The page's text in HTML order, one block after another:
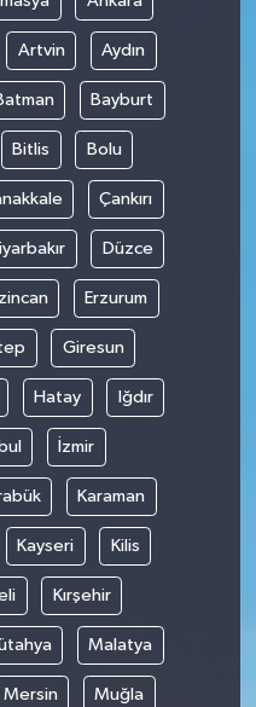
Artvin Aydın
Bayburt
Bitlis Bolu
Çankırı
Düzce
Erzurum
Giresun
Hatay Iğdır
İzmir
Karaman
Kayseri Kilis
Kırşehir
Malatya
Mersin Muğla